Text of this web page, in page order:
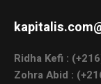
Ridha Kefi :
Zohra Abid :